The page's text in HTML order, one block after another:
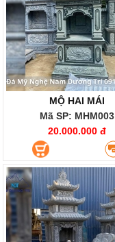
MỘ HAI MÁI
Mã SP: MHM003
20.000.000 đ